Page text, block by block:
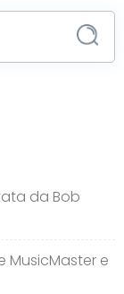
da Bob
MusicMaster e